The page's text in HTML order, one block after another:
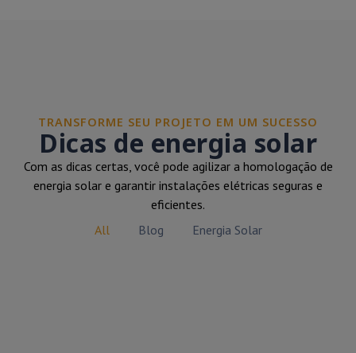
TRANSFORME SEU PROJETO EM UM SUCESSO
Dicas de energia solar
Com as dicas certas, você pode agilizar a homologação de
energia solar e garantir instalações elétricas seguras e
eficientes.
All
Blog Energia Solar